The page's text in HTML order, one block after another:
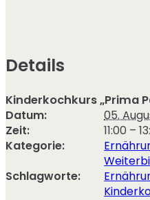
Details
Kinderkochkurs „Prima
Datum:
05.
Zeit:
11:00 –
Kategorie:
Schlagworte: